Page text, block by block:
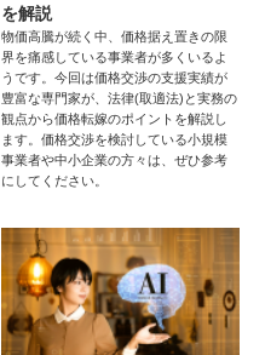
を解説
物価高騰が続く中、価格据え置きの限
界を痛感している事業者が多くいるよ
うです。今回は価格交渉の支援実績が
豊富な専門家が、法律(取適法)と実務の
観点から価格転嫁のポイントを解説し
ます。価格交渉を検討している小規模
事業者や中小企業の方々は、ぜひ参考
にしてください。